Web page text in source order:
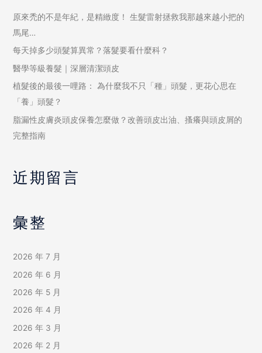
原來禿的不是年紀，是精緻度！ 生髮雷射拯救我那越來越小把的
馬尾…
每天掉多少頭髮算異常？落髮要看什麼科？
醫學等級養髮｜深層清潔頭皮
植髮後的最後一哩路： 為什麼我不只「種」頭髮，更花心思在
「養」頭髮？
脂漏性皮膚炎頭皮保養怎麼做？改善頭皮出油、搔癢與頭皮屑的
完整指南
近期留言
彙整
2026 年 7 月
2026 年 6 月
2026 年 5 月
2026 年 4 月
2026 年 3 月
2026 年 2 月